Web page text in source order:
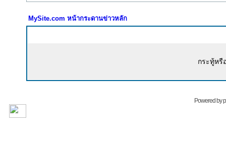
MySite.com หน้ากระดานข่าวหลัก
กระทู้หรื
Powered by